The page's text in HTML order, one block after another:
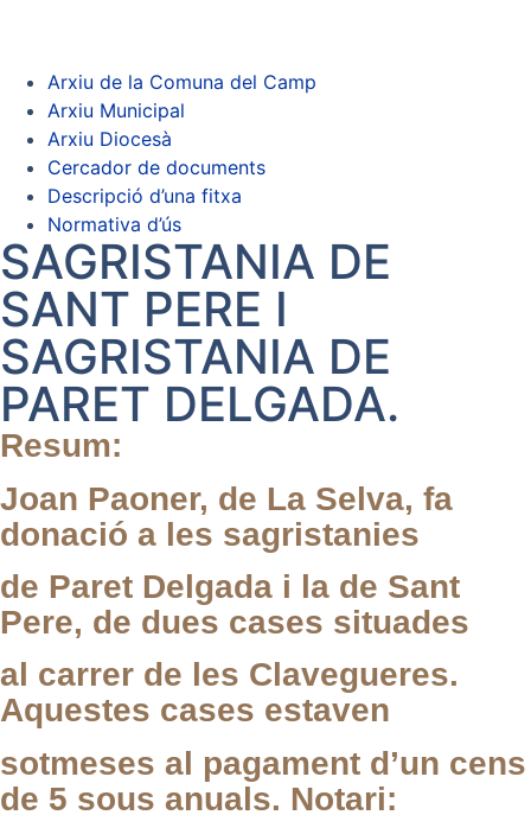
Arxiu de la Comuna del Camp
Arxiu Municipal
Arxiu Diocesà
Cercador de documents
Descripció d’una fitxa
Normativa d’ús
SAGRISTANIA DE
SANT PERE I
SAGRISTANIA DE
PARET DELGADA.
Resum:
Joan Paoner, de La Selva, fa
donació a les sagristanies
de Paret Delgada i la de Sant
Pere, de dues cases situades
al carrer de les Clavegueres.
Aquestes cases estaven
sotmeses al pagament d’un cens
de 5 sous anuals. Notari: